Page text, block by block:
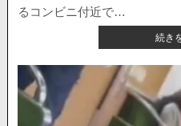
るコンビニ付近で…
続き